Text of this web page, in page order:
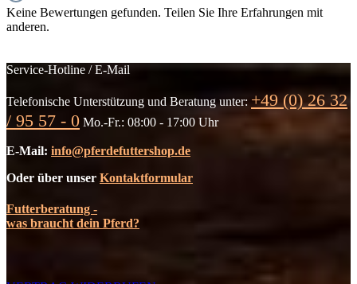
Keine Bewertungen gefunden. Teilen Sie Ihre Erfahrungen mit
anderen.
Service-Hotline / E-Mail
Telefonische Unterstützung und Beratung unter: +49 (0) 26 32
/ 95 57 - 0 Mo.-Fr.: 08:00 - 17:00 Uhr
E-Mail: info@pferdefuttershop.de
Oder über unser Kontaktformular
Futterberatung -
was braucht dein Pferd?